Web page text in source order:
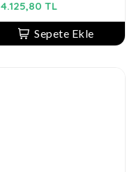
4.125,80 TL
Sepete Ekle